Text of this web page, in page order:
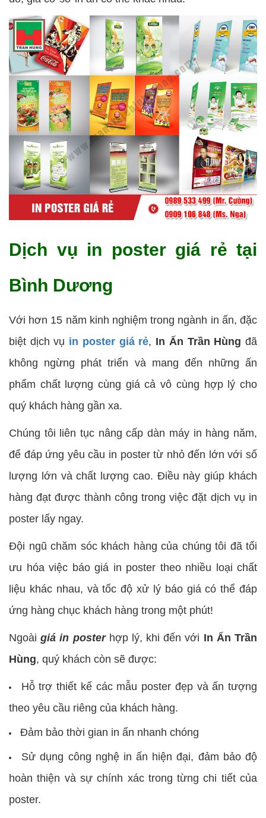
Dịch vụ in poster giá rẻ tại
Bình Dương
Với hơn 15 năm kinh nghiệm trong ngành in ấn, đặc
biệt dịch vụ in poster giá rẻ, In Ấn Trần Hùng đã
không ngừng phát triển và mang đến những ấn
phẩm chất lượng cùng giá cả vô cùng hợp lý cho
quý khách hàng gần xa.
Chúng tôi liên tục nâng cấp dàn máy in hàng năm,
để đáp ứng yêu cầu in poster từ nhỏ đến lớn với số
lượng lớn và chất lượng cao. Điều này giúp khách
hàng đạt được thành công trong việc đặt dịch vụ in
poster lấy ngay.
Đội ngũ chăm sóc khách hàng của chúng tôi đã tối
ưu hóa việc báo giá in poster theo nhiều loại chất
liệu khác nhau, và tốc độ xử lý báo giá có thể đáp
ứng hàng chục khách hàng trong một phút!
Ngoàigiá in posterhợp lý, khi đến với In Ấn Trần
Hùng, quý khách còn sẽ được:
Hỗ trợ thiết kế các mẫu poster đẹp và ấn tượng
theo yêu cầu riêng của khách hàng.
Đảm bảo thời gian in ấn nhanh chóng
Sử dụng công nghệ in ấn hiện đại, đảm bảo độ
hoàn thiện và sự chính xác trong từng chi tiết của
poster.